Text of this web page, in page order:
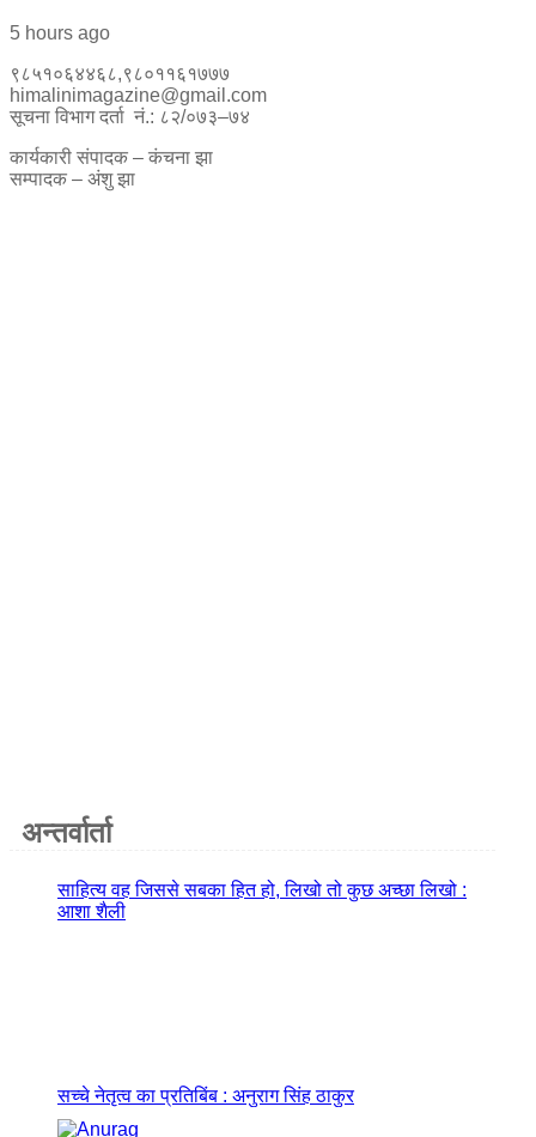
5 hours ago
९८५१०६४४६८,९८०११६१७७७
himalinimagazine@gmail.com
सूचना विभाग दर्ता नं.: ८२/०७३–७४
कार्यकारी संपादक – कंचना झा
सम्पादक – अंशु झा
अन्तर्वार्ता
साहित्य वह जिससे सबका हित हो, लिखो तो कुछ अच्छा लिखो :
आशा शैली
सच्चे नेतृत्व का प्रतिबिंब : अनुराग सिंह ठाकुर